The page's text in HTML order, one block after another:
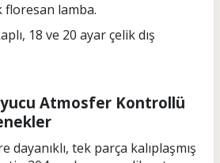
floresan lamba.
18 ve 20 ayar çelik dış
Atmosfer Kontrollü
dayanıklı, tek parça kalıplaşmış